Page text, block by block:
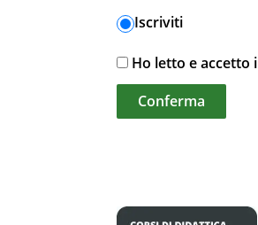
Iscriviti
Ho letto e accetto i